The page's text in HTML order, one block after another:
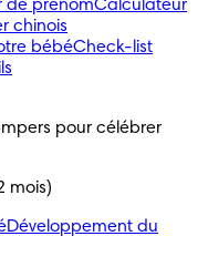
de prénomCalculateur
chinois
bébéCheck-list
pour célébrer
mois)
Développement du